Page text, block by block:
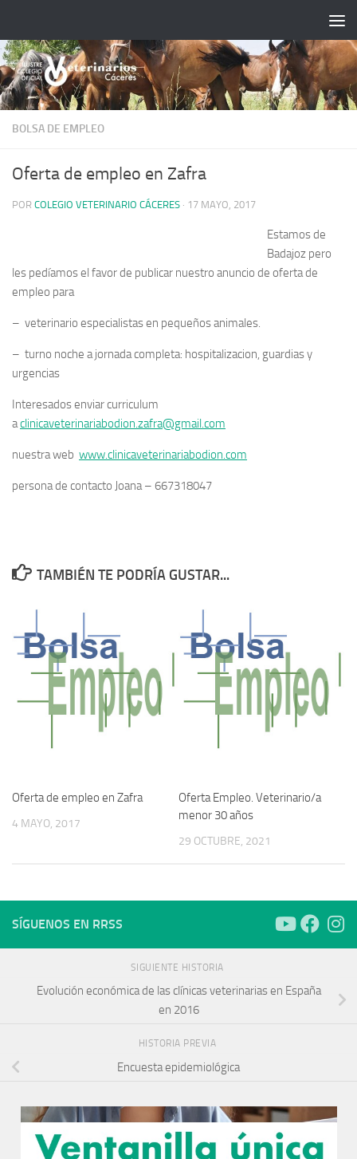
BOLSA DE EMPLEO
Oferta de empleo en Zafra
POR COLEGIO VETERINARIO CÁCERES · 17 MAYO, 2017
Estamos de
Badajoz pero
les pedíamos el favor de publicar nuestro anuncio de oferta de
empleo para
– veterinario especialistas en pequeños animales.
– turno noche a jornada completa: hospitalizacion, guardias y
urgencias
Interesados enviar curriculum
aclinicaveterinariabodion.zafra@gmail.com
nuestra web www.clinicaveterinariabodion.com
persona de contacto Joana – 667318047
TAMBIÉN TE PODRÍA GUSTAR...
Oferta de empleo en Zafra
4 MAYO, 2017
Oferta Empleo. Veterinario/a
menor 30 años
29 OCTUBRE, 2021
SÍGUENOS EN RRSS
SIGUIENTE HISTORIA
Evolución económica de las clínicas veterinarias en España
en 2016
HISTORIA PREVIA
Encuesta epidemiológica